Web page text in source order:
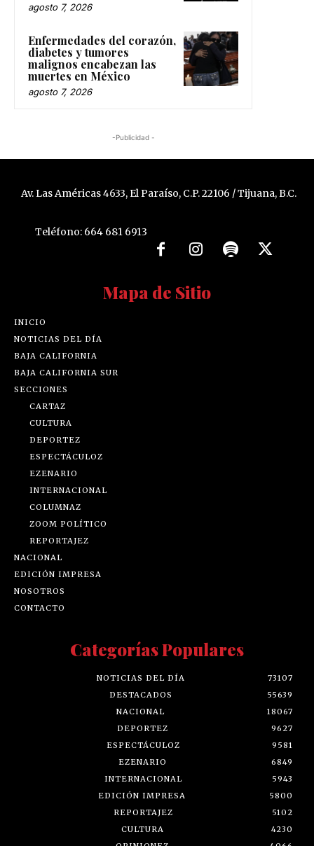
agosto 7, 2026
Enfermedades del corazón,
diabetes y tumores
malignos encabezan las
muertes en México
agosto 7, 2026
-Publicidad -
Av. Las Américas 4633, El Paraíso, C.P. 22106 / Tijuana, B.C.
Teléfono: 664 681 6913
Mapa de Sitio
INICIO
NOTICIAS DEL DÍA
BAJA CALIFORNIA
BAJA CALIFORNIA SUR
SECCIONES
CARTAZ
CULTURA
DEPORTEZ
ESPECTÁCULOZ
EZENARIO
INTERNACIONAL
COLUMNAZ
ZOOM POLÍTICO
REPORTAJEZ
NACIONAL
EDICIÓN IMPRESA
NOSOTROS
CONTACTO
Categorías Populares
NOTICIAS DEL DÍA
73107
DESTACADOS
55639
NACIONAL
18067
DEPORTEZ
9627
ESPECTÁCULOZ
9581
EZENARIO
6849
INTERNACIONAL
5943
EDICIÓN IMPRESA
5800
REPORTAJEZ
5102
CULTURA
4230